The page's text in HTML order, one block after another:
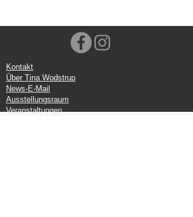
Kontakt
Über Tina Wodstrup
News-E-Mail
Ausstellungsraum
Veranstaltungen